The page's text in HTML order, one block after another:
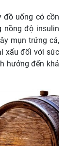
đồ uống có cồn
nồng độ insulin
mụn trứng cá,
xấu đối với sức
hưởng đến khả